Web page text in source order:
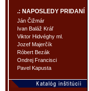
.: NAPOSLEDY PRIDANÍ
Ján Čižmár
Ivan Baláž Kráľ
Viktor Hidvéghy ml.
Jozef Majerčík
Róbert Bezák
Ondrej Francisci
Pavel Kapusta